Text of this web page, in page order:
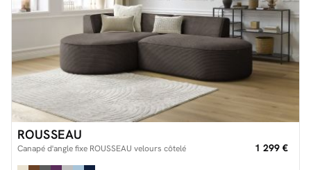
ROUSSEAU
Canapé d'angle fixe ROUSSEAU velours côtelé 1 299 €